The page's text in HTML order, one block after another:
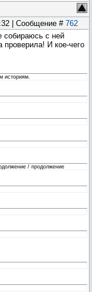
| Сообщение #762
собираюсь с ней
проверила! И кое-чего
историям.
/ продолжение